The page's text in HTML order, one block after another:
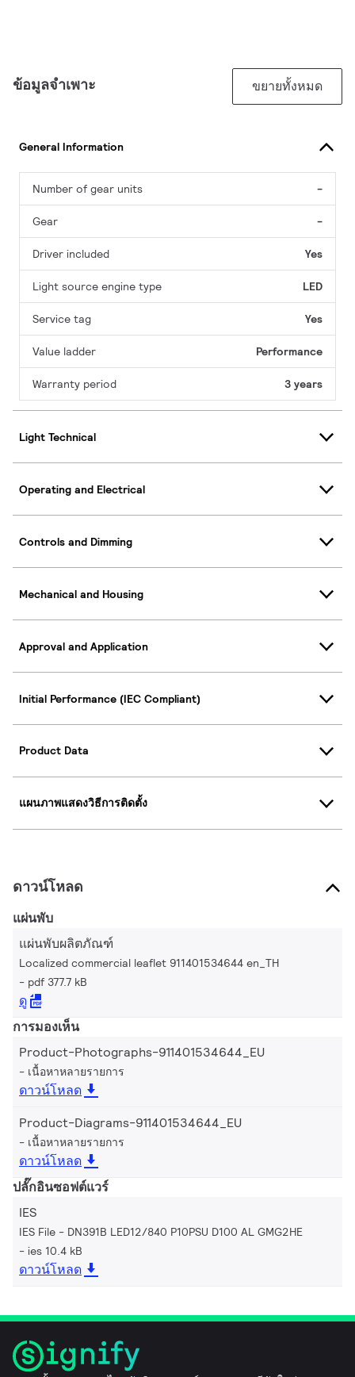
ข้อมูลจำเพาะ ขยายทั้งหมด
General Information
Number of gear units -
Gear -
Driver included Yes
Light source engine type LED
Service tag Yes
Value ladder Performance
Warranty period 3 years
Light Technical
Operating and Electrical
Controls and Dimming
Mechanical and Housing
Approval and Application
Initial Performance (IEC Compliant)
Product Data
แผนภาพแสดงวิธีการติดตั้ง
ดาวน์โหลด
แผ่นพับ
แผ่นพับผลิตภัณฑ์
Localized commercial leaflet 911401534644 en_TH
pdf 377.7 kB
ดู
การมองเห็น
Product-Photographs-911401534644_EU
เนื้อหาหลายรายการ
ดาวน์โหลด
Product-Diagrams-911401534644_EU
เนื้อหาหลายรายการ
ดาวน์โหลด
ปลั๊กอินซอฟต์แวร์
IES
IES File - DN391B LED12/840 P10PSU D100 AL GMG2HE
ies 10.4 kB
ดาวน์โหลด